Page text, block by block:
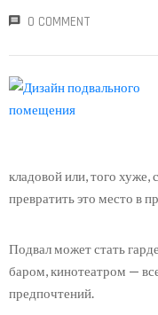
0 COMMENT
кладовой или, того
превратить это место в
Подвал может стать
баром, кинотеатром —
предпочтений.